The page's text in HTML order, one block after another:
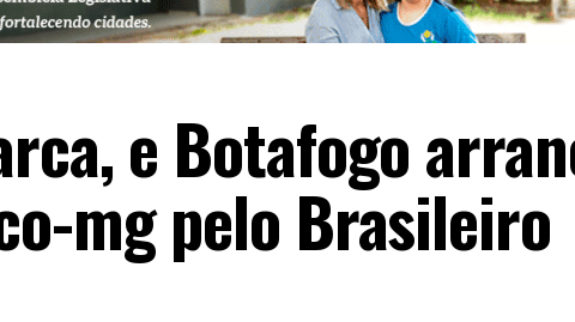
e Botafogo
mg pelo Brasileiro